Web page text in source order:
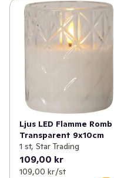
Ljus LED Flamme Romb
Transparent 9x10cm
1 st, Star Trading
109,00 kr
109,00 kr /st